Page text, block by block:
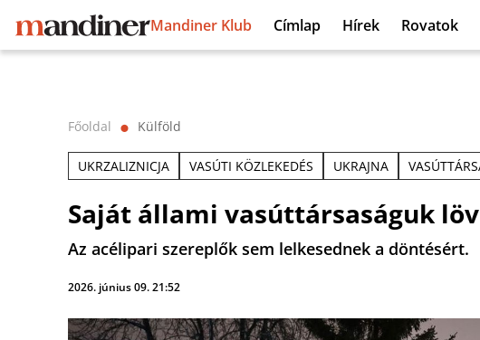
Mandiner Klub Címlap Hírek Rovatok
Főoldal ⬤ Külföld
UKRZALIZNICJA VASÚTI KÖZLEKEDÉS UKRAJNA
Saját állami vasúttársaságuk
Az acélipari szereplők sem lelkesednek a döntésért.
2026. június 09. 21:52